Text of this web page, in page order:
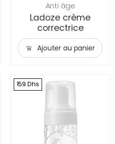
Anti âge
Ladoze crème
correctrice
Ajouter au panier
159 Dhs